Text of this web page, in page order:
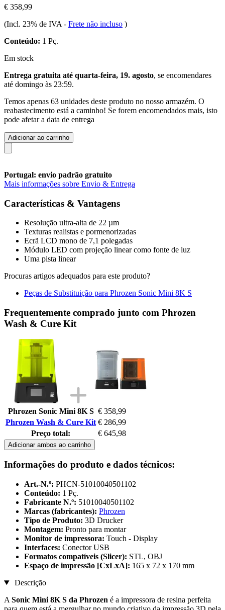
€ 358,99
(Incl. 23% de IVA - Frete não incluso )
Conteúdo: 1 Pç.
Em stock
Entrega gratuita até quarta-feira, 19. agosto, se encomendares
até domingo às 23:59.
Temos apenas 63 unidades deste produto no nosso armazém. O
reabastecimento está a caminho! Se forem encomendados mais, isto
pode afetar a data de entrega
Adicionar ao carrinho
Portugal: envio padrão gratuito
Mais informações sobre Envio & Entrega
Características & Vantagens
Resolução ultra-alta de 22 µm
Texturas realistas e pormenorizadas
Ecrã LCD mono de 7,1 polegadas
Módulo LED com projeção linear como fonte de luz
Uma pista linear
Procuras artigos adequados para este produto?
Peças de Substituição para Phrozen Sonic Mini 8K S
Frequentemente comprado junto com Phrozen
Wash & Cure Kit
Phrozen Sonic Mini 8K S € 358,99
Phrozen Wash & Cure Kit € 286,99
Preço total:
€ 645,98
Adicionar ambos ao carrinho
Informações do produto e dados técnicos:
Art.-N.º: PHCN-51010040501102
Conteúdo: 1 Pç.
Fabricante N.º: 51010040501102
Marcas (fabricantes): Phrozen
Tipo de Produto: 3D Drucker
Montagem: Pronto para montar
Monitor de impressora: Touch - Display
Interfaces: Conector USB
Formatos compatíveis (Slicer): STL, OBJ
Espaço de impressão [CxLxA]: 165 x 72 x 170 mm
Descrição
A Sonic Mini 8K S da Phrozen é a impressora de resina perfeita